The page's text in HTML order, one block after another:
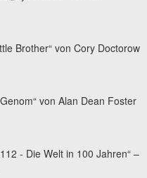
Brother“ von Cory Doctorow
von Alan Dean Foster
- Die Welt in 100 Jahren“ –